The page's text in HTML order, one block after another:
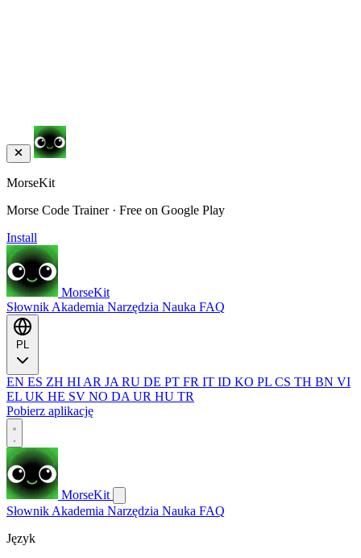
MorseKit
Morse Code Trainer · Free on Google Play
Install
MorseKit
Słownik Akademia Narzędzia Nauka FAQ
EN ES ZH HI AR JA RU DE PT FR IT ID KO PL CS TH BN VI
EL UK HE SV NO DA UR HU TR
Pobierz aplikację
MorseKit
Słownik Akademia Narzędzia Nauka FAQ
Język